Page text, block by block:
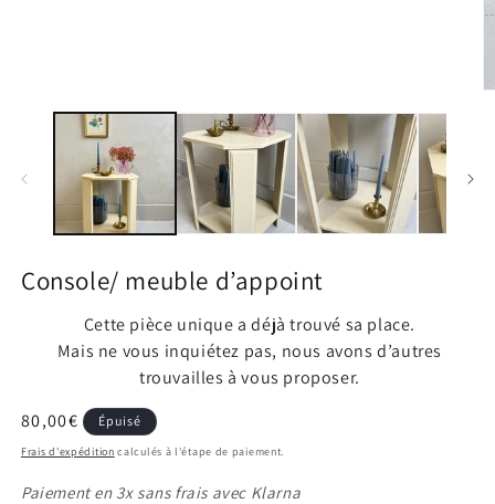
modale
Console/ meuble d’appoint
Cette pièce unique a déjà trouvé sa place.
Mais ne vous inquiétez pas, nous avons d’autres
trouvailles à vous proposer.
Prix
habituel
80,00€ Épuisé
Frais d'expédition calculés à l'étape de paiement.
Paiement en 3x sans frais avec Klarna